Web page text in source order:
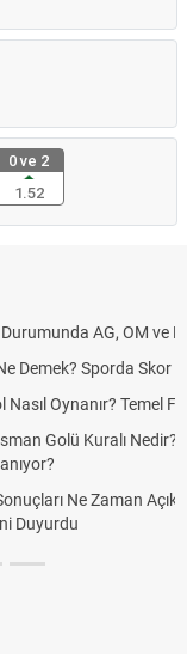
0 ve 2
1.52
Ne Anlama Gelir?
ÖSYM Sonuç